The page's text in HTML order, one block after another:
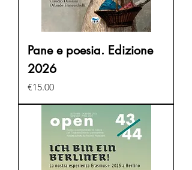
Pane e poesia. Edizione
2026
Price
€15.00